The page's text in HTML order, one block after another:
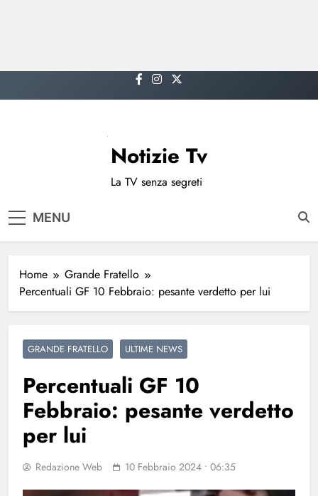
to
Notizie Tv
La TV senza segreti
MENU
Home
Grande Fratello
Percentuali GF 10 Febbraio: pesante verdetto per lui
GRANDE FRATELLO ULTIME NEWS
Percentuali GF 10
Febbraio: pesante verdetto
per lui
Redazione Web 10 Febbraio 2024 • 06:35